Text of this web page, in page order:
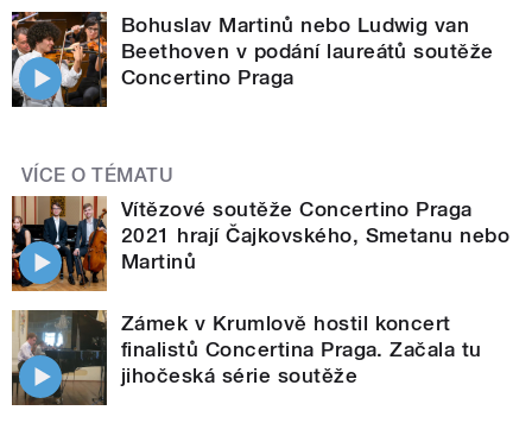
Bohuslav Martinů nebo Ludwig van
Beethoven v podání laureátů soutěže
Concertino Praga
VÍCE O TÉMATU
Vítězové soutěže Concertino Praga
2021 hrají Čajkovského, Smetanu nebo
Martinů
Zámek v Krumlově hostil koncert
finalistů Concertina Praga. Začala tu
jihočeská série soutěže